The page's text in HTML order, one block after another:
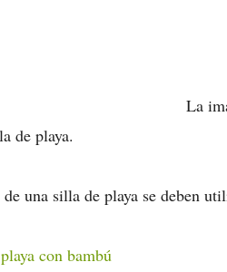
La
de playa.
una silla de playa se deben
con bambú